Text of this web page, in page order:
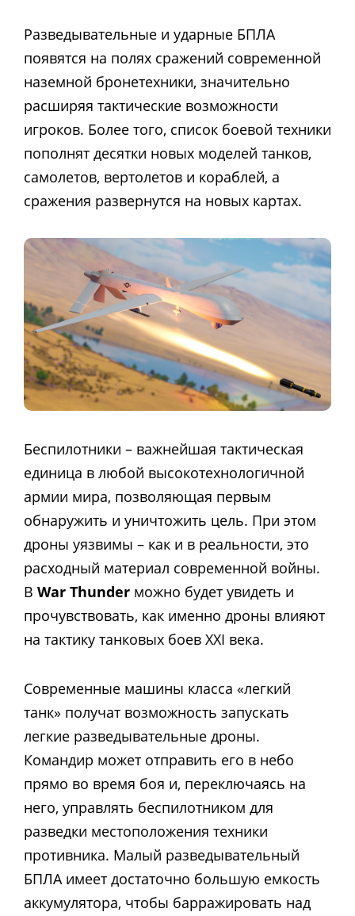
Разведывательные и ударные БПЛА
появятся на полях сражений современной
наземной бронетехники, значительно
расширяя тактические возможности
игроков. Более того, список боевой техники
пополнят десятки новых моделей танков,
самолетов, вертолетов и кораблей, а
сражения развернутся на новых картах.
Беспилотники – важнейшая тактическая
единица в любой высокотехнологичной
армии мира, позволяющая первым
обнаружить и уничтожить цель. При этом
дроны уязвимы – как и в реальности, это
расходный материал современной войны.
В War Thunder можно будет увидеть и
прочувствовать, как именно дроны влияют
на тактику танковых боев XXI века.
Современные машины класса «легкий
танк» получат возможность запускать
легкие разведывательные дроны.
Командир может отправить его в небо
прямо во время боя и, переключаясь на
него, управлять беспилотником для
разведки местоположения техники
противника. Малый разведывательный
БПЛА имеет достаточно большую емкость
аккумулятора, чтобы барражировать над